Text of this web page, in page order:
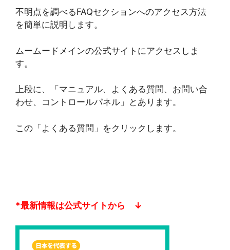
不明点を調べるFAQセクションへのアクセス方法
を簡単に説明します。
ムームードメインの公式サイトにアクセスしま
す。
上段に、「マニュアル、よくある質問、お問い合
わせ、コントロールパネル」とあります。
この「よくある質問」をクリックします。
*最新情報は公式サイトから ↓